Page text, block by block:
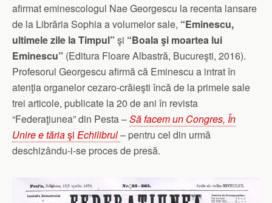
afirmat eminescologul Nae Georgescu la recenta lansare
de la Librăria Sophia a volumelor sale, “Eminescu,
ultimele zile la Timpul” şi “Boala şi moartea lui
Eminescu” (Editura Floare Albastră, Bucureşti, 2016).
Profesorul Georgescu afirmă că Eminescu a intrat în
atenţia organelor cezaro-crăieşti încă de la primele sale
trei articole, publicate la 20 de ani în revista
“Federaţiunea” din Pesta –Să facem un Congres, În
Unire e tăriaşi Echilibrul– pentru cel din urmă
deschizându-i-se proces de presă.